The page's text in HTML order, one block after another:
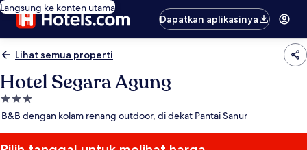
Langsung ke konten utama
Dapatkan aplikasinya
Lihat semua properti
Hotel Segara Agung
Properti
bintang
B&B dengan kolam renang outdoor, di dekat Pantai Sanur